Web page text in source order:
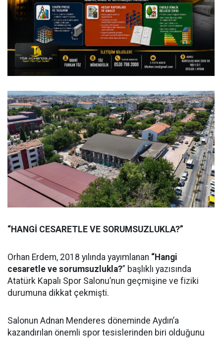
“HANGİ CESARETLE VE SORUMSUZLUKLA?”
Orhan Erdem, 2018 yılında yayımlanan “Hangi
cesaretle ve sorumsuzlukla?” başlıklı yazısında
Atatürk Kapalı Spor Salonu’nun geçmişine ve fiziki
durumuna dikkat çekmişti.
Salonun Adnan Menderes döneminde Aydın’a
kazandırılan önemli spor tesislerinden biri olduğunu